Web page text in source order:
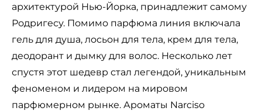
архитектурой Нью-Йорка, принадлежит самому
Родригесу. Помимо парфюма линия включала
гель для душа, лосьон для тела, крем для тела,
деодорант и дымку для волос. Несколько лет
спустя этот шедевр стал легендой, уникальным
феноменом и лидером на мировом
парфюмерном рынке. Ароматы Narciso